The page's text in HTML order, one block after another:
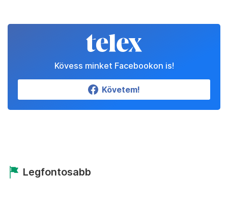
Kövess minket Facebookon is!
Követem!
Legfontosabb